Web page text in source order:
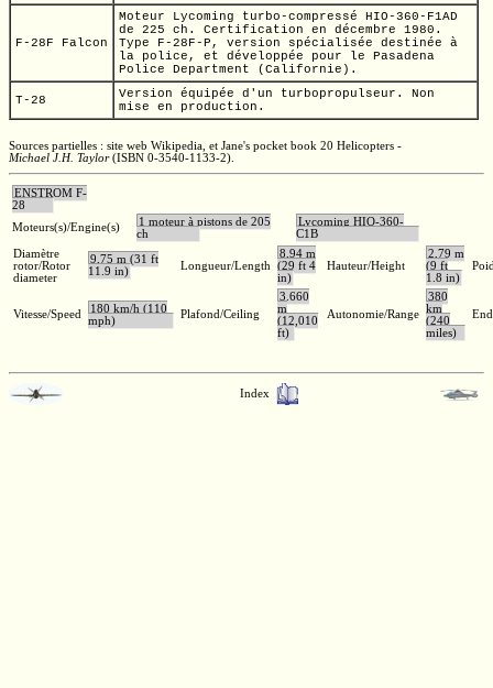
F-28F Falcon
Moteur Lycoming turbo-compressé
HIO-360-F1AD
de 225 ch.
Certification en décembre 1980.
Type F-28F-P,
version spécialisée destinée à
la police, et développée pour le Pasadena
Police Department (Californie).
T-28
Version équipée d'un turbopropulseur. Non
mise en production.
Sources partielles : site web Wikipedia, et Jane's pocket book 20 Helicopters -
Michael J.H. Taylor (ISBN 0-3540-1133-2)
ENSTROM F-
28
Moteurs(s)/Engine(s)
1 moteur à pistons de 205
ch
Lycoming HIO-360-
C1B
Diamètre
rotor/Rotor
diameter
9,75 m (31 ft
11.9 in)
Longueur/Length
8,94 m
(29 ft 4
in)
Hauteur/Height
2,79 m
(9 ft
1.8 in)
Vitesse/Speed
180 km/h (110
mph)
Plafond/Ceiling
3.660
m
(12,010
ft)
Autonomie/Range
380
km
(240
miles)
Index